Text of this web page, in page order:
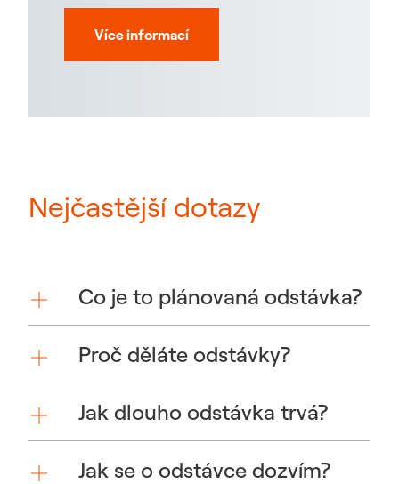
Více informací
Nejčastější dotazy
Co je to plánovaná odstávka?
Proč děláte odstávky?
Jak dlouho odstávka trvá?
Jak se o odstávce dozvím?